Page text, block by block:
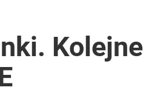
Europa